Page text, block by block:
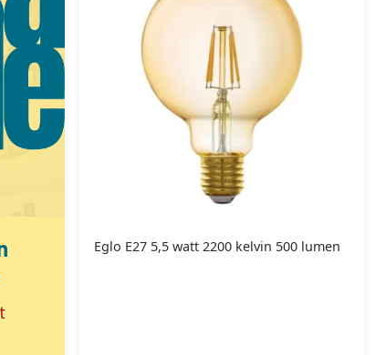
Eglo E27 5,5 watt 2200 kelvin 500 lumen